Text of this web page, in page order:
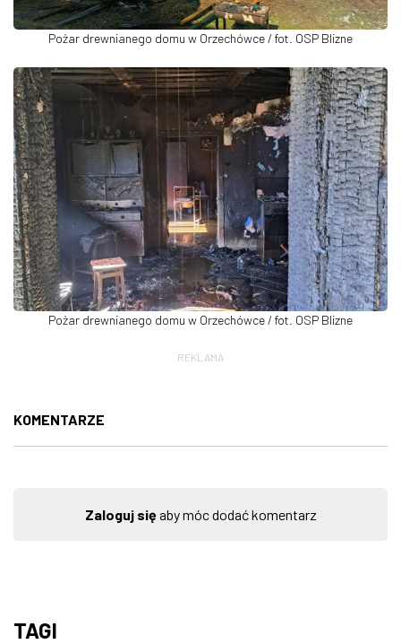
Pożar drewnianego domu w Orzechówce / fot. OSP Blizne
Pożar drewnianego domu w Orzechówce / fot. OSP Blizne
REKLAMA
KOMENTARZE
Zaloguj sięaby móc dodać komentarz
TAGI